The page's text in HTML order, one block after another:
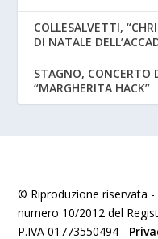
COLLESALVETTI,
DI NATALE
STAGNO, CONCERTO
“MARGHERITA HACK”
© Riproduzione riservata
numero 10/2012 del
P.IVA 01773550494 -